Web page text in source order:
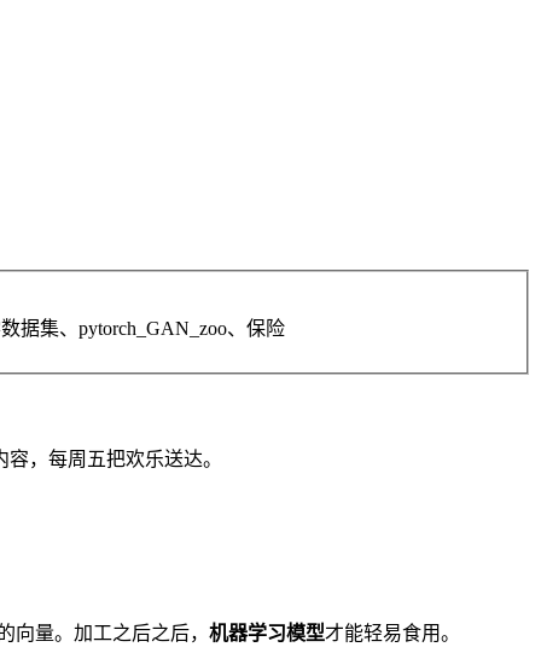
据集、pytorch_GAN_zoo、保险
，每周五把欢乐送达。
向量。加工之后之后， 机器学习模型才能轻易食用。